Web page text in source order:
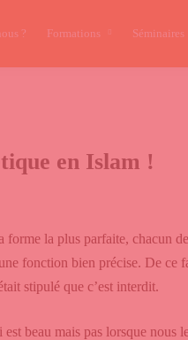
? Formations Séminaires
en Islam !
la plus parfaite, chacun
fonction bien précise. De ce
stipulé que c’est interdit.
beau mais pas lorsque